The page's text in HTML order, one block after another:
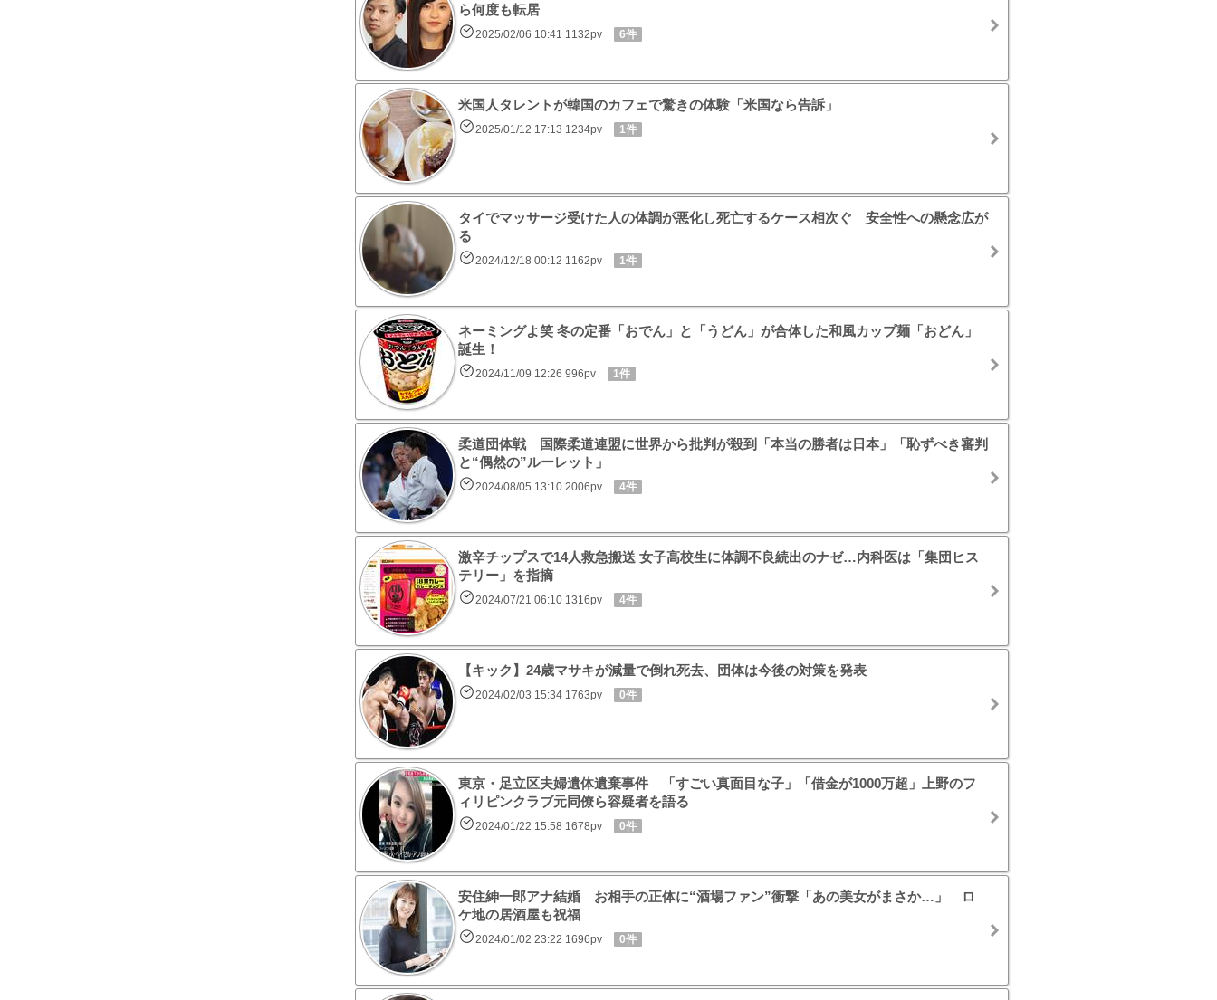
ら何度も転居
2025/02/06 10:41 1132pv 6件
米国人タレントが韓国のカフェで驚きの体験「米国なら告訴」
2025/01/12 17:13 1234pv 1件
タイでマッサージ受けた人の体調が悪化し死亡するケース相次ぐ 安全性への懸念広が
る
2024/12/18 00:12 1162pv 1件
ネーミングよ笑 冬の定番「おでん」と「うどん」が合体した和風カップ麺「おどん」
誕生！
2024/11/09 12:26 996pv 1件
柔道団体戦 国際柔道連盟に世界から批判が殺到「本当の勝者は日本」「恥ずべき審判
と“偶然の”ルーレット」
2024/08/05 13:10 2006pv 4件
激辛チップスで14人救急搬送 女子高校生に体調不良続出のナゼ…内科医は「集団ヒス
テリー」を指摘
2024/07/21 06:10 1316pv 4件
【キック】24歳マサキが減量で倒れ死去、団体は今後の対策を発表
2024/02/03 15:34 1763pv 0件
東京・足立区夫婦遺体遺棄事件 「すごい真面目な子」「借金が1000万超」上野のフ
ィリピンクラブ元同僚ら容疑者を語る
2024/01/22 15:58 1678pv 0件
安住紳一郎アナ結婚 お相手の正体に“酒場ファン”衝撃「あの美女がまさか…」 ロ
ケ地の居酒屋も祝福
2024/01/02 23:22 1696pv 0件